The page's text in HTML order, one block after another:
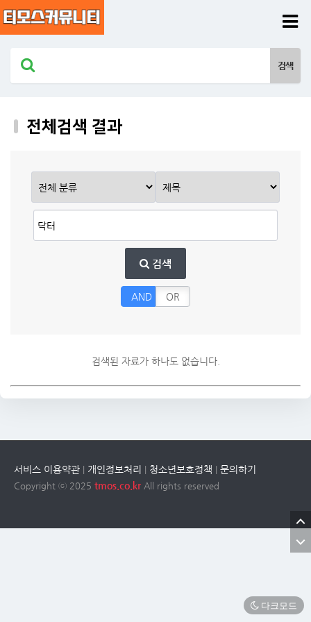
전체검색 결과
검색
AND OR
검색된 자료가 하나도 없습니다.
서비스 이용약관 개인정보처리 청소년보호정책 문의하기
Copyright ⓒ 2025 tmos.co.kr All rights reserved